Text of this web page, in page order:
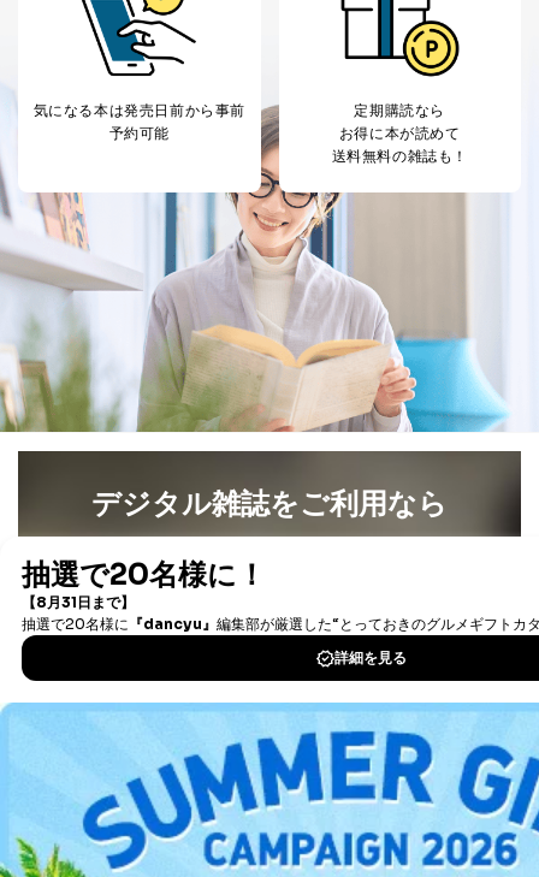
②利用目的を本人に通知し、又は公表することによって
当該事業者の権利又は正当な利益を害するおそれがある
③国の機関又は地方公共団体が法令の定める事務を遂行
することに対して協力する必要がある場合であって、利
用目的を本人に通知し、又は公表することによって当該
事務の遂行に支障を及ぼすおそれがあるとき
④開示対象個人情報の利用目的が明らかな場合
開示対象個人情報については、保有個人データの本人ま
たはその代理人からの利用目的の通知、開示、変更等
（内容の訂正、追加または削除）、利用停止等（「利用
の停止または消去」「第三者への提供の停止」）の求め
に対応させていただいております。 当社顧客の皆様の
個人情報は「マイページ」にログインしていただくこと
で、訂正、追加、変更を行っていただくことが出来ま
す。マイページをご利用いただけない方、その他の方に
つきましては、下記Aをご覧ください。 また、ご登録い
ただいた個人情報のうち、市町村などの名称および郵便
番号、金融機関の名称あるいはクレジットカードの有効
情報に変更があった場合には、当社が登録情報を変更さ
せていただく場合があります。
A.開示等の求めの申し出先、提出していただく書面等
開示等の求めは、電話又は電子メールにて下記までお申
し付けください。開示等の求めに際して提出していただ
く書面等については、その際にご案内いたします。
株式会社富士山マガジンサービス 個人情報問い合わせ
受付時間：10:00～17:00（土、日、祝、年末年始休業）
■電子メールによる場合
e-mail：cs@fujisan.co.jp
B.開示等の対応に際して、以下記載の項目のうち2項目
気になる本は発売日前から事前
予約可能
定期購読なら
お得に本が読めて
送料無料の雑誌も！
デジタル雑誌をご利用なら
書籍）が無料で読み放題！
DOWNLOAD FOR IOS
DOWNLOAD FOR ANDROID
ご利用方法はこちら